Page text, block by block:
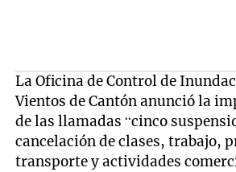
La Oficina de Control de
Vientos de Cantón anunció la
de las llamadas “cinco
cancelación de clases, trabajo,
transporte y actividades